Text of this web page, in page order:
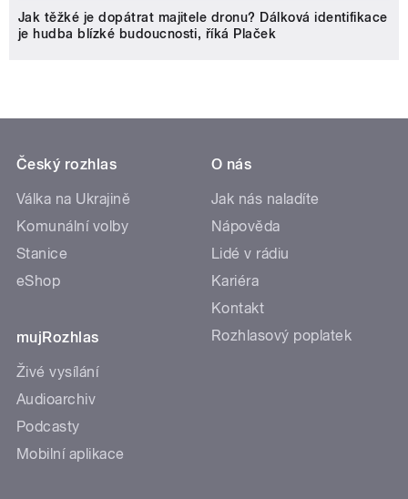
Jak těžké je dopátrat majitele dronu? Dálková identifikace
je hudba blízké budoucnosti, říká Plaček
Český rozhlas
Válka na Ukrajině
Komunální volby
Stanice
eShop
mujRozhlas
Živé vysílání
Audioarchiv
Podcasty
Mobilní aplikace
O nás
Jak nás naladíte
Nápověda
Lidé v rádiu
Kariéra
Kontakt
Rozhlasový poplatek